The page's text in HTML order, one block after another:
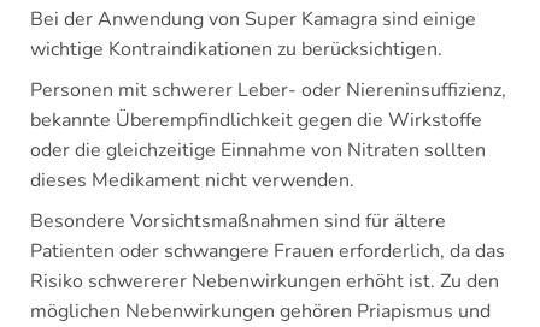
Bei der Anwendung von Super Kamagra sind einige
wichtige Kontraindikationen zu berücksichtigen.
Personen mit schwerer Leber- oder Niereninsuffizienz,
bekannte Überempfindlichkeit gegen die Wirkstoffe
oder die gleichzeitige Einnahme von Nitraten sollten
dieses Medikament nicht verwenden.
Besondere Vorsichtsmaßnahmen sind für ältere
Patienten oder schwangere Frauen erforderlich, da das
Risiko schwererer Nebenwirkungen erhöht ist. Zu den
möglichen Nebenwirkungen gehören Priapismus und